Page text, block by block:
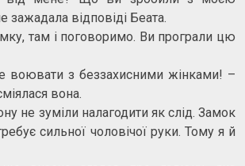
зажадала відповіді Беата.
там і поговоримо. Ви програли цю
воювати з беззахисними жінками! –
вона.
не зуміли налагодити як слід. Замок
сильної чоловічої руки. Тому я й